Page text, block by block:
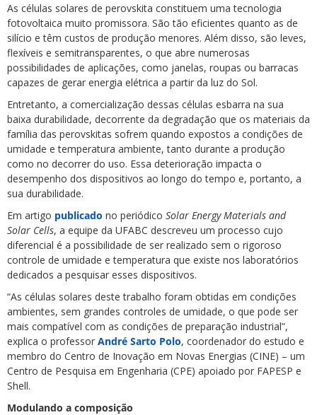
As células solares de perovskita constituem uma tecnologia
fotovoltaica muito promissora. São tão eficientes quanto as de
silício e têm custos de produção menores. Além disso, são leves,
flexíveis e semitransparentes, o que abre numerosas
possibilidades de aplicações, como janelas, roupas ou barracas
capazes de gerar energia elétrica a partir da luz do Sol.
Entretanto, a comercialização dessas células esbarra na sua
baixa durabilidade, decorrente da degradação que os materiais da
família das perovskitas sofrem quando expostos a condições de
umidade e temperatura ambiente, tanto durante a produção
como no decorrer do uso. Essa deterioração impacta o
desempenho dos dispositivos ao longo do tempo e, portanto, a
sua durabilidade.
Em artigo publicado no periódico Solar Energy Materials and
Solar Cells, a equipe da UFABC descreveu um processo cujo
diferencial é a possibilidade de ser realizado sem o rigoroso
controle de umidade e temperatura que existe nos laboratórios
dedicados a pesquisar esses dispositivos.
“As células solares deste trabalho foram obtidas em condições
ambientes, sem grandes controles de umidade, o que pode ser
mais compatível com as condições de preparação industrial”,
explica o professor André Sarto Polo, coordenador do estudo e
membro do Centro de Inovação em Novas Energias (CINE) – um
Centro de Pesquisa em Engenharia (CPE) apoiado por FAPESP e
Shell.
Modulando a composição